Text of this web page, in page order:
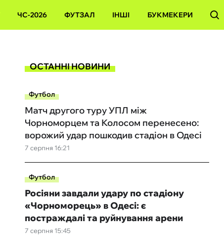
ЧС-2026 ФУТЗАЛ ІНШІ БУКМЕКЕРИ
ОСТАННІ НОВИНИ
Футбол
7 серпня 16:21
Матч другого туру УПЛ між
Чорноморцем та Колосом перенесено:
ворожий удар пошкодив стадіон в Одесі
Футбол
7 серпня 15:45
Росіяни завдали удару по стадіону
«Чорноморець» в Одесі: є
постраждалі та руйнування арени